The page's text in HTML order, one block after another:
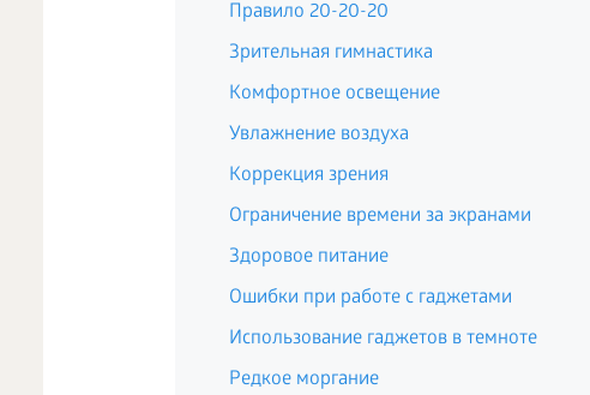
Правило 20-20-20
Зрительная гимнастика
Комфортное освещение
Увлажнение воздуха
Коррекция зрения
Ограничение времени за экранами
Здоровое питание
Ошибки при работе с гаджетами
Использование гаджетов в темноте
Редкое моргание